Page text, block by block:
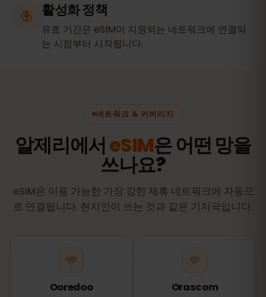
활성화 정책
유효 기간은 eSIM이 지원되는 네트워크에 연결되
는 시점부터 시작됩니다.
네트워크 & 커버리지
알제리에서eSIM은 어떤 망을
쓰나요?
eSIM은 이용 가능한 가장 강한 제휴 네트워크에 자동으
로 연결됩니다. 현지인이 쓰는 것과 같은 기지국입니다.
Ooredoo Orascom